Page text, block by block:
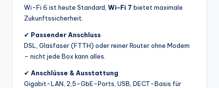
Wi-Fi 6 ist heute Standard, Wi-Fi 7 bietet maximale
Zukunftssicherheit.
✔ Passender Anschluss
DSL, Glasfaser (FTTH) oder reiner Router ohne Modem
– nicht jede Box kann alles.
✔ Anschlüsse & Ausstattung
Gigabit-LAN, 2,5-GbE-Ports, USB, DECT-Basis für